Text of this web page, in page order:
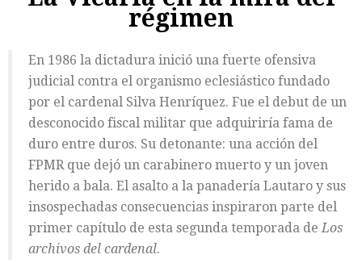
régimen
En 1986 la dictadura inició una fuerte ofensiva
judicial contra el organismo eclesiástico fundado
por el cardenal Silva Henríquez. Fue el debut de un
desconocido fiscal militar que adquiriría fama de
duro entre duros. Su detonante: una acción del
FPMR que dejó un carabinero muerto y un joven
herido a bala. El asalto a la panadería Lautaro y sus
insospechadas consecuencias inspiraron parte del
primer capítulo de esta segunda temporada deLos
archivos del cardenal.